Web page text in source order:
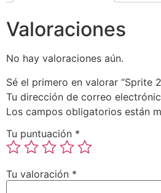
Valoraciones
No hay valoraciones aún.
Sé el primero en valorar “Sprite
Tu dirección de correo
Los campos obligatorios están
Tu puntuación *
Tu valoración *